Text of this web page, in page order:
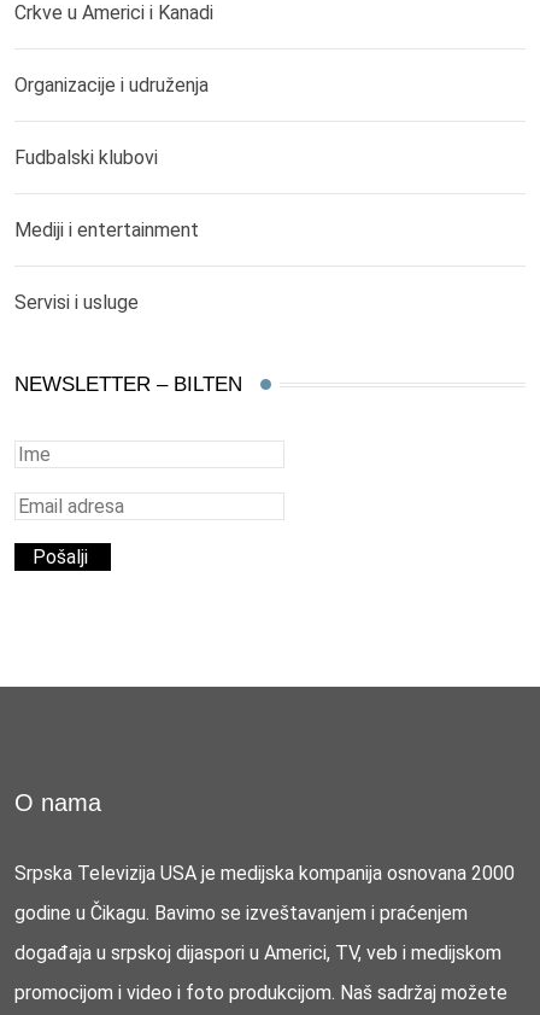
Crkve u Americi i Kanadi
Organizacije i udruženja
Fudbalski klubovi
Mediji i entertainment
Servisi i usluge
NEWSLETTER – BILTEN
O nama
Srpska Televizija USA je medijska kompanija osnovana 2000
godine u Čikagu. Bavimo se izveštavanjem i praćenjem
događaja u srpskoj dijaspori u Americi, TV, veb i medijskom
promocijom i video i foto produkcijom. Naš sadržaj možete